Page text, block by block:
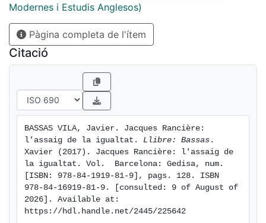
a l’extrem aquesta igualtat, tota jerarquia resulta
llavors contingent, la política no té fonament i, així, la
democràcia esdevé anàrquica.
Modernes i Estudis Anglesos)
Pàgina completa de l'ítem
Citació
BASSAS VILA, Javier. Jacques Rancière:
l’assaig de la igualtat. Llibre: Bassas .
Xavier (2017). Jacques Rancière: l'assaig de
la igualtat. Vol.  Barcelona: Gedisa, num.
[ISBN: 978-84-1919-81-9], pags. 128. ISBN
978-84-16919-81-9. [consulted: 9 of August of
2026]. Available at:
https://hdl.handle.net/2445/225642